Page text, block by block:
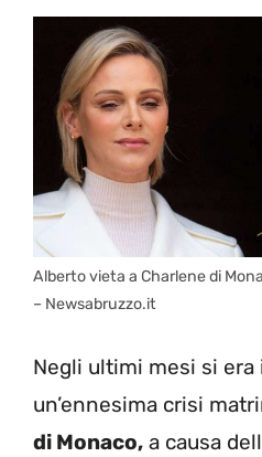
Alberto vieta a Charlene di
– Newsabruzzo.it
Negli ultimi mesi si
un’ennesima crisi
di Monaco, a causa